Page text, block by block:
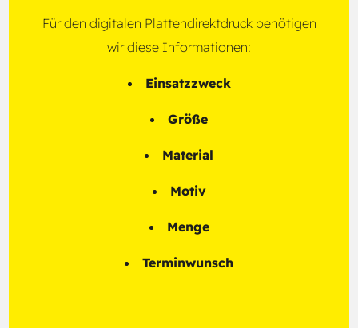
Für den digitalen Plattendirektdruck benötigen
wir diese Informationen:
Einsatzzweck
Größe
Material
Motiv
Menge
Terminwunsch